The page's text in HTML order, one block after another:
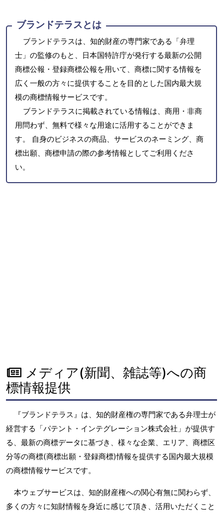
ブランドテラスとは
ブランドテラスは、知的財産の専門家である「弁理
士」の監修のもと、日本国特許庁が発行する最新の公開
商標公報・登録商標公報を用いて、商標に関する情報を
広く一般の方々に提供することを目的とした国内最大規
模の商標情報サービスです。
ブランドテラスに掲載されている情報は、商用・非商
用問わず、無料で様々な用途に活用することができま
す。 自身のビジネスの商品、サービスのネーミング、商
標出願、商標申請の際の参考情報としてご利用くださ
い。
メディア(新聞、雑誌等)への商
標情報提供
『ブランドテラス』は、知的財産権の専門家である弁理士が
経営する「パテント・インテグレーション株式会社」が提供す
る、最新の商標データに基づき、様々な企業、エリア、商標区
分等の商標(商標出願・登録商標)情報を提供する国内最大規模
の商標情報サービスです。
本ウェブサービスは、知的財産権への関心有無に関わらず、
多くの方々に知財情報を身近に感じて頂き、活用いただくこと